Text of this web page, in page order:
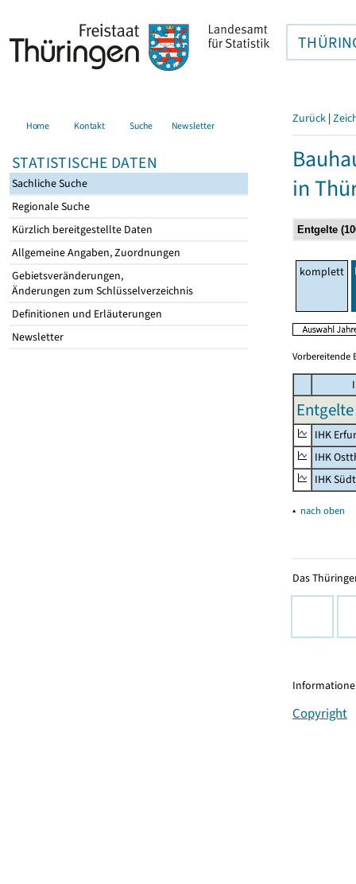
Home Kontakt Suche Newsletter
STATISTISCHE DATEN
Sachliche Suche
Regionale Suche
Kürzlich bereitgestellte Daten
Allgemeine Angaben, Zuordnungen
Gebietsveränderungen,
Änderungen zum Schlüsselverzeichnis
Definitionen und Erläuterungen
Newsletter
Zurück |
in
komplett
Vorbereitende
IHK
IHK
IHK
▴ nach oben
Das
Copyright